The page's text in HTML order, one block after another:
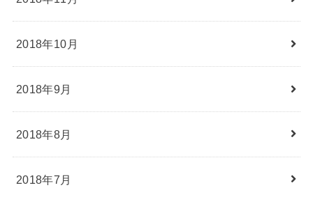
2018年10月
2018年9月
2018年8月
2018年7月